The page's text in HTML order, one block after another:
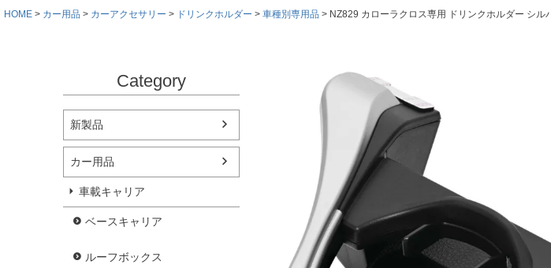
HOME
カー用品 カーアクセサリー ドリンクホルダー 車種別専用品 NZ829 カローラクロス専用 ドリンクホルダー シル
Category
新製品
カー用品
車載キャリア
ベースキャリア
ルーフボックス